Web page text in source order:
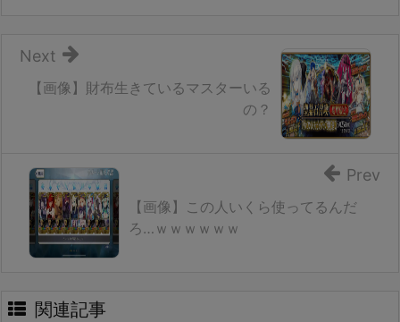
【画像】財布生きているマスターいる
の？
Next
【画像】この人いくら使ってるんだ
ろ…ｗｗｗｗｗｗ
Prev
関連記事